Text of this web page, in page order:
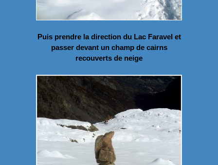
Puis prendre la direction du Lac Faravel et
passer devant un champ de cairns
recouverts de neige